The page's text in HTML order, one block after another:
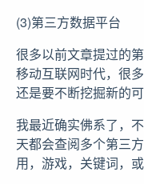
(3)第三方数据平台
很多以前文章提过的
移动互联网时代，很
还是要不断挖掘新的
我最近确实佛系了，
天都会查阅多个第三
用，游戏，关键词，